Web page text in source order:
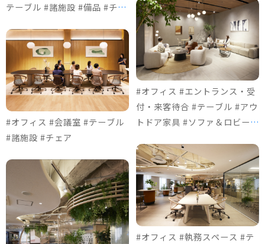
テーブル #諸施設 #備品 #チェ
#オフィス #会議室 #テーブル
#諸施設 #チェア
#オフィス #エントランス・受
付・来客待合 #テーブル #アウ
トドア家具 #ソファ＆ロビーチ
#オフィス #執務スペース #テ